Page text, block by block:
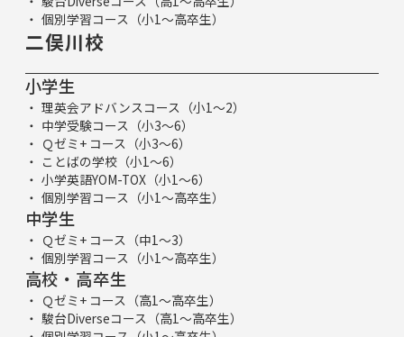
個別学習コース（小1～高卒生）
二俣川校
小学生
理英会アドバンスコース（小1～2）
中学受験コース（小3～6）
Ｑゼミ+ コース（小3～6）
ことばの学校（小1～6）
小学英語YOM-TOX（小1～6）
個別学習コース（小1～高卒生）
中学生
Ｑゼミ+ コース（中1～3）
個別学習コース（小1～高卒生）
高校・高卒生
Ｑゼミ+ コース（高1～高卒生）
駿台Diverseコース（高1～高卒生）